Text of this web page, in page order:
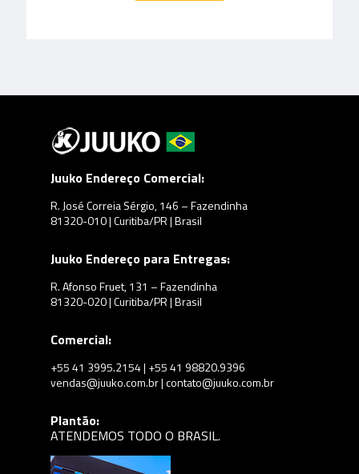
Juuko Endereço Comercial:
R. José Correia Sérgio, 146 – Fazendinha
81320-010 | Curitiba/PR | Brasil
Juuko Endereço para Entregas:
R. Afonso Fruet, 131 – Fazendinha
81320-020 | Curitiba/PR | Brasil
Comercial:
+55 41 3995.2154 | +55 41 98820.9396
vendas@juuko.com.br | contato@juuko.com.br
Plantão:
ATENDEMOS TODO O BRASIL.